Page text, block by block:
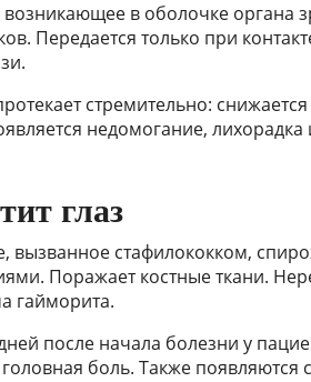
в оболочке органа
Передается только при
стремительно:
недомогание,
глаз
вызванное стафилококком,
Поражает костные ткани.
гайморита.
после начала болезни у
боль. Также появляются